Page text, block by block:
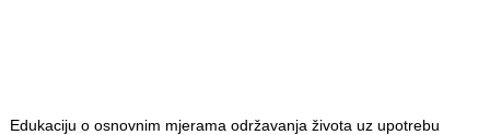
Edukaciju o osnovnim mjerama održavanja života uz upotrebu